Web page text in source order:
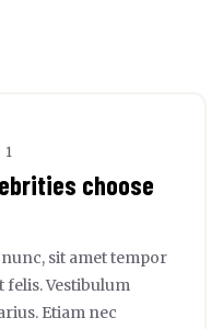
1
choose
sit amet tempor
felis. Vestibulum
Etiam nec